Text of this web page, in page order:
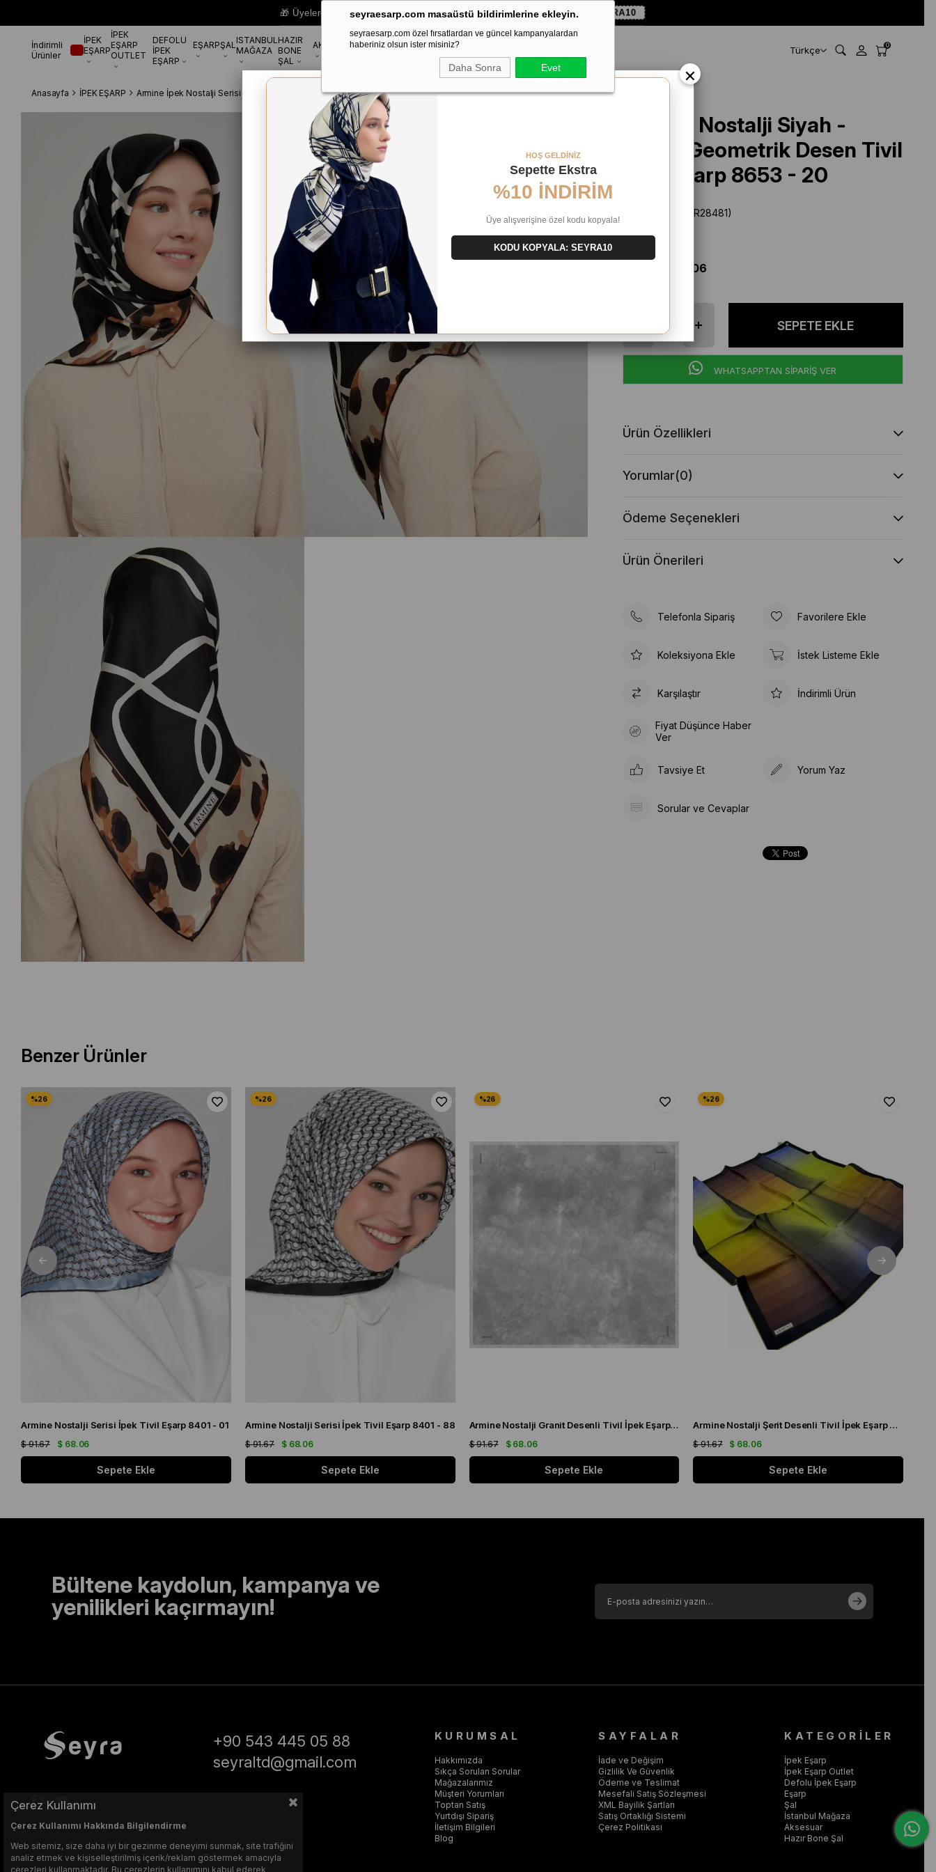
seyraesarp.com masaüstü bildirimlerine ekleyin.
seyraesarp.com özel fırsatlardan ve güncel kampanyalardan
haberiniz olsun ister misiniz?
Daha Sonra Evet
🎁 Üyelere Özel Sepette%10 EKSTRA İNDİRİM HEDİYE ÇEKİ! KOD: SEYRA10
İndirimli
Ürünler
İPEK
EŞARP
İPEK
EŞARP
OUTLET
DEFOLU
İPEK
EŞARP
EŞARPŞALISTANBUL
MAĞAZA
HAZIR
BONE
ŞAL
AKSESUARMARKALAR Türkçe 0
Anasayfa İPEK EŞARP Armine İpek Nostalji Serisi Armine Nostalji Siyah - Beyaz Geometrik Desen Tivil İpek Eşarp 8653 - 20
Armine Nostalji Siyah -
Beyaz Geometrik Desen Tivil
İpek Eşarp 8653 - 20
(SYR28481)
$ 68.06
WHATSAPPTAN SİPARİŞ VER
Ürün Özellikleri
Yorumlar(0)
Ödeme Seçenekleri
Ürün Önerileri
Telefonla Sipariş Favorilere Ekle
Koleksiyona Ekle İstek Listeme Ekle
Karşılaştır İndirimli Ürün
Fiyat Düşünce Haber
Ver
Tavsiye Et Yorum Yaz
Sorular ve Cevaplar
Benzer Ürünler
Armine Nostalji Serisi İpek Tivil Eşarp 8401 - 01
$ 68.06
$ 91.67
Sepete Ekle
Armine Nostalji Serisi İpek Tivil Eşarp 8401 - 88
$ 68.06
$ 91.67
Sepete Ekle
Armine Nostalji Granit Desenli Tivil İpek Eşarp 8333 - 08
$ 68.06
$ 91.67
Sepete Ekle
Armine Nostalji Şerit Desenli Tivil İpek Eşarp 8904 - 36
$ 68.06
$ 91.67
Sepete Ekle
Bültene kaydolun, kampanya ve
yenilikleri kaçırmayın!
+90 543 445 05 88
seyraltd@gmail.com
KURUMSAL
Hakkımızda
Sıkça Sorulan Sorular
Mağazalarımız
Müşteri Yorumları
Toptan Satış
Yurtdışı Sipariş
İletişim Bilgileri
Blog
SAYFALAR
İade ve Değişim
Gizlilik Ve Güvenlik
Ödeme ve Teslimat
Mesefali Satış Sözleşmesi
XML Bayilik Şartları
Satış Ortaklığı Sistemi
Çerez Politikası
KATEGORİLER
İpek Eşarp
İpek Eşarp Outlet
Defolu İpek Eşarp
Eşarp
Şal
İstanbul Mağaza
Aksesuar
Hazır Bone Şal
Çerez Kullanımı
Çerez Kullanımı Hakkında Bilgilendirme
Web sitemiz, size daha iyi bir gezinme deneyimi sunmak, site trafiğini
analiz etmek ve kişiselleştirilmiş içerik/reklam göstermek amacıyla
çerezleri kullanmaktadır. Bu çerezlerin kullanımını kabul ederek
×
HOŞ GELDİNİZ
Sepette Ekstra
%10 İNDİRİM
Üye alışverişine özel kodu kopyala!
KODU KOPYALA: SEYRA10